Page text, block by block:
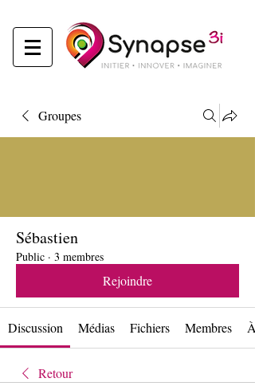
Groupes
Sébastien
Public · 3 membres
Rejoindre
Discussion Médias Fichiers Membres
Retour